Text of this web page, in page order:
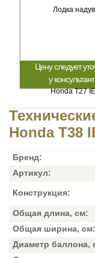
Цену следует
у
Honda T38
Бренд:
Артикул:
Конструкция:
Общая длина, см:
Общая ширина, см:
Диаметр баллона,